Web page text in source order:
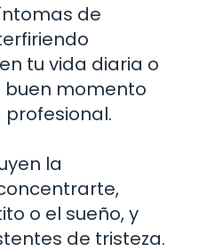
de
tu vida diaria o
buen momento
la
o el sueño, y
de tristeza.